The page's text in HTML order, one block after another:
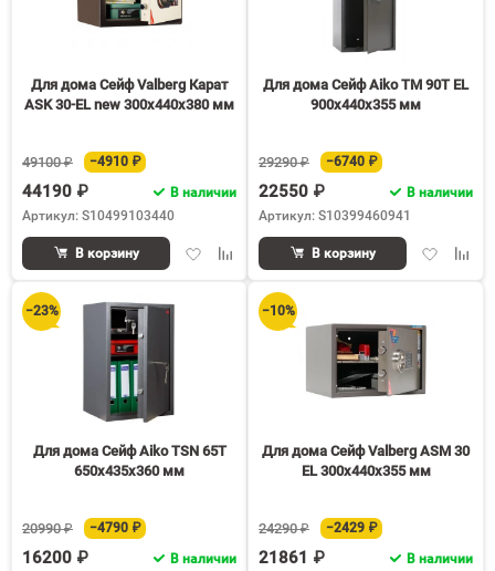
Для дома Сейф Valberg Карат
ASK 30-EL new 300x440x380 мм
49100 ₽ −4910 ₽
44190 ₽
В наличии
Артикул: S10499103440
ДобавитьДобавить
сравнению
В корзину
Для дома Сейф Aiko TM 90T EL
900x440x355 мм
29290 ₽ −6740 ₽
22550 ₽
В наличии
Артикул: S10399460941
Добавить
В корзину
−23%
Для дома Сейф Aiko TSN 65T
650x435x360 мм
20990 ₽ −4790 ₽
16200 ₽ В наличии
−10%
Для дома Сейф Valberg ASM 30
EL 300x440x355 мм
24290 ₽ −2429 ₽
21861 ₽ В наличии